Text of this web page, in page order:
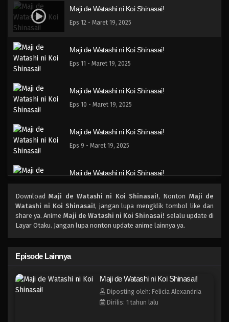
Maji de Watashi ni Koi Shinasai!
Eps 12 - Maret 19, 2025
Maji de Watashi ni Koi Shinasai!
Eps 11 - Maret 19, 2025
Maji de Watashi ni Koi Shinasai!
Eps 10 - Maret 19, 2025
Maji de Watashi ni Koi Shinasai!
Eps 9 - Maret 19, 2025
Maji de Watashi ni Koi Shinasai!
Maji de Watashi ni Koi Shinasai!
Eps 7 - Maret 19, 2025
Maji de Watashi ni Koi Shinasai!
Maji de Watashi ni Koi Shinasai!
DownloadMaji de Watashi ni Koi Shinasai!, Nonton Maji de
Watashi ni Koi Shinasai!, jangan lupa mengklik tombol like dan
share ya. Anime Maji de Watashi ni Koi Shinasai! selalu update di
Layar Otaku. Jangan lupa nonton update anime lainnya ya.
Episode Lainnya
Maji de Watashi ni Koi Shinasai!
Diposting oleh: Felicia Alexandria
Dirilis: 1 tahun lalu